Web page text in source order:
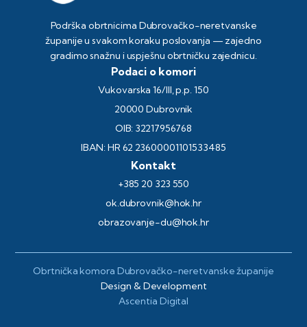
Podrška obrtnicima Dubrovačko-neretvanske
županije u svakom koraku poslovanja — zajedno
gradimo snažnu i uspješnu obrtničku zajednicu.
Podaci o komori
Vukovarska 16/III, p.p. 150
20000 Dubrovnik
OIB: 32217956768
IBAN: HR 62 23600001101533485
Kontakt
+385 20 323 550
ok.dubrovnik@hok.hr
obrazovanje-du@hok.hr
Obrtnička komora Dubrovačko-neretvanske županije
Design & Development
Ascentia Digital